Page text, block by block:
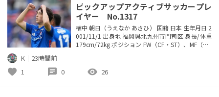
ピックアップアクティブサッカープレ
イヤー No.1317
植中 朝日（うえなか あさひ） 国籍 日本 生年月日 2
001/11/1 出身地 福岡県北九州市門司区 身長/体重
179cm/72kg ポジション FW（CF・ST）、MF（OM
ュートを放つことができ、裏への抜け出しと鋭い得
点感覚、ゴールへの執着心を武器とするストライカ
K ｜ 23時間前
favorite 1 chat 0 visibility 26